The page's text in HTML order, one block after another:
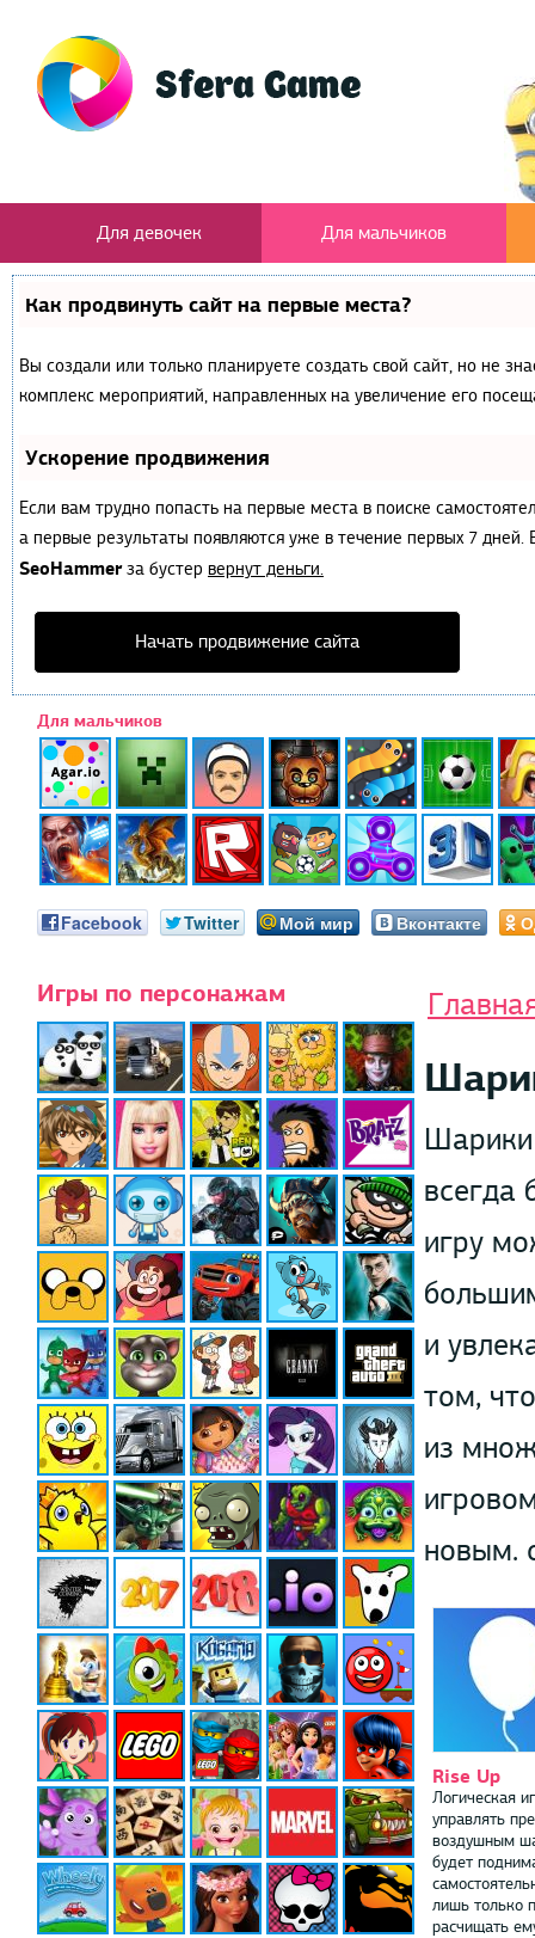
Для девочек Для мальчиков
Как продвинуть сайт на первые места?
Вы создали или только планируете создать свой сайт, но не
комплекс мероприятий, направленных на увеличение его
Ускорение продвижения
Если вам трудно попасть на первые места в поиске
а первые результаты появляются уже в течение первых 7
SeoHammerза бустер вернут деньги.
Начать продвижение сайта
Для мальчиков
Facebook Twitter Мой мир Вконтакте
Игры по персонажам
Шарики
всегда
игру
и
том,
из
новым.
Rise Up
Логическая
управлять
воздушным
будет
лишь только
расчищать